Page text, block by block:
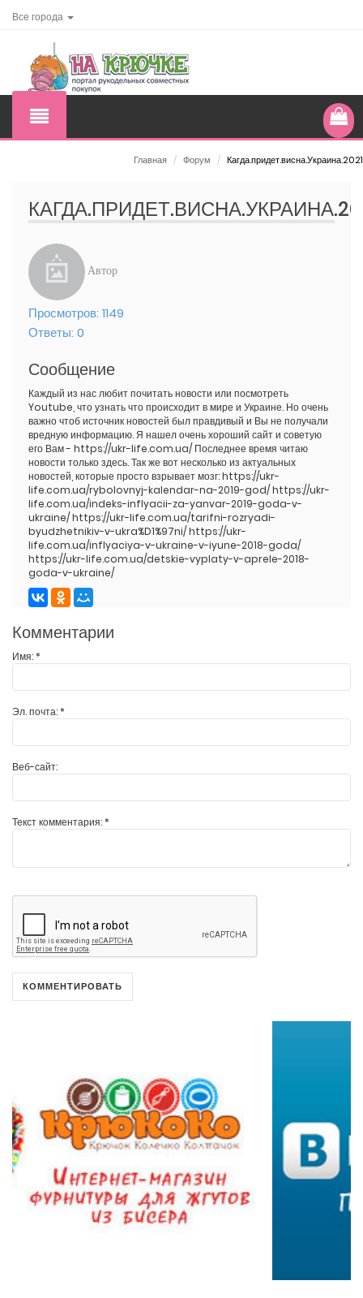
Все города
Главная / Форум / Кагда.придет.висна.Украина.2021
Автор
Просмотров: 1149
Ответы: 0
Сообщение
Каждый из нас любит почитать новости или посмотреть
Youtube, что узнать что происходит в мире и Украине. Но очень
важно чтоб источник новостей был правдивый и Вы не получали
вредную информацию. Я нашел очень хороший сайт и советую
его Вам - https://ukr-life.com.ua/ Последнее время читаю
новости только здесь. Так же вот несколько из актуальных
новостей, которые просто взрывает мозг: https://ukr-
life.com.ua/rybolovnyj-kalendar-na-2019-god/ https://ukr-
life.com.ua/indeks-inflyacii-za-yanvar-2019-goda-v-
ukraine/ https://ukr-life.com.ua/tarifni-rozryadi-
byudzhetnikiv-v-ukra%D1%97ni/ https://ukr-
life.com.ua/inflyaciya-v-ukraine-v-iyune-2018-goda/
https://ukr-life.com.ua/detskie-vyplaty-v-aprele-2018-
goda-v-ukraine/
Комментарии
Имя:*
Эл. почта:*
Веб-сайт:
Текст комментария:*